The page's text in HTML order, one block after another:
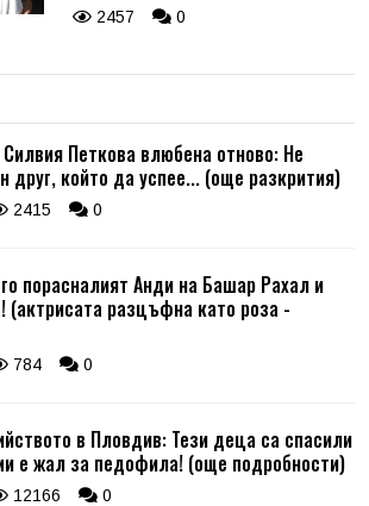
2457 0
Петкова влюбена отново: Не
друг, който да успее... (още разкрития)
2415 0
порасналият Анди на Башар Рахал и
разцъфна като роза -
784 0
в Пловдив: Тези деца са спасили
е жал за педофила! (още подробности)
12166 0